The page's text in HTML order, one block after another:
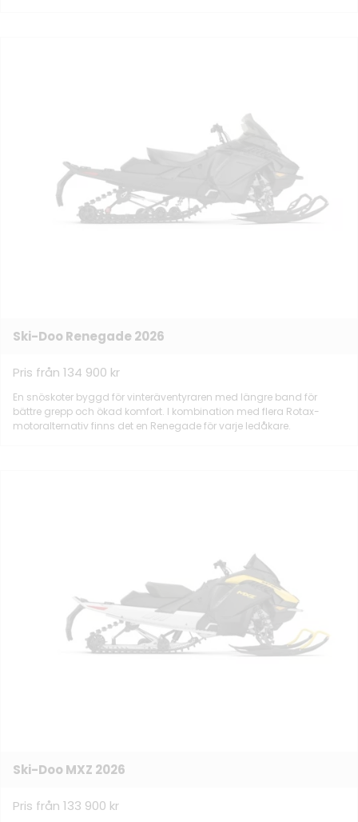
Ski-Doo Renegade 2026
Pris från 134 900 kr
En snöskoter byggd för vinteräventyraren med längre band för
bättre grepp och ökad komfort. I kombination med flera Rotax-
motoralternativ finns det en Renegade för varje ledåkare.
Ski-Doo MXZ 2026
Pris från 133 900 kr